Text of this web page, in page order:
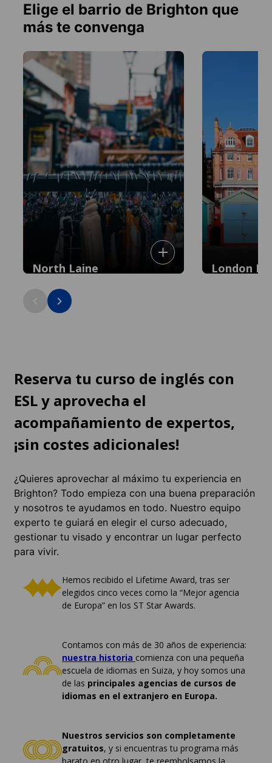
Elige el barrio de Brighton que
más te convenga
North Laine London
Reserva tu curso de inglés con
ESL y aprovecha el
acompañamiento de expertos,
¡sin costes adicionales!
¿Quieres aprovechar al máximo tu experiencia en
Brighton? Todo empieza con una buena preparación
y nosotros te ayudamos en todo. Nuestro equipo
experto te guiará en elegir el curso adecuado,
gestionar tu visado y encontrar un lugar perfecto
para vivir.
Hemos recibido el Lifetime Award, tras ser
elegidos cinco veces como la “Mejor agencia
de Europa” en los ST Star Awards.
Contamos con más de 30 años de experiencia:
nuestra historia comienza con una pequeña
escuela de idiomas en Suiza, y hoy somos una
de las principales agencias de cursos de
idiomas en el extranjero en Europa.
Nuestros servicios son completamente
gratuitos, y si encuentras tu programa más